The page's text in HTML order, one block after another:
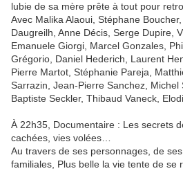
lubie de sa mère prête à tout pour
Avec Malika Alaoui, Stéphane
Daugreilh, Anne Décis, Serge Dupire,
Emanuele Giorgi, Marcel Gonzales,
Grégorio, Daniel Hederich, Laurent
Pierre Martot, Stéphanie Pareja,
Sarrazin, Jean-Pierre Sanchez, Michel
Baptiste Seckler, Thibaud Vaneck,
À 22h35, Documentaire : Les secrets
cachées, vies volées…
Au travers de ses personnages, de
familiales, Plus belle la vie tente de se